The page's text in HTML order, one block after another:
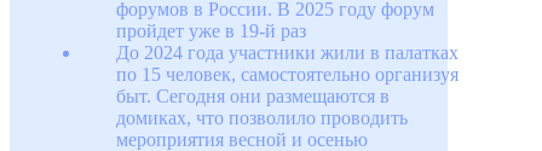
форумов в России. В 2025 году форум
пройдет уже в 19-й раз
До 2024 года участники жили в палатках
по 15 человек, самостоятельно организуя
быт. Сегодня они размещаются в
домиках, что позволило проводить
мероприятия весной и осенью